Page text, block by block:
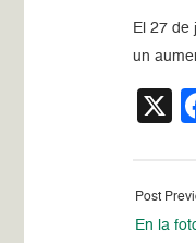
El 27 de
un
X
Post
En la